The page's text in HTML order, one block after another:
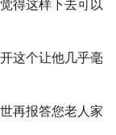
得这样下去可以
这个让他几乎毫
再报答您老人家